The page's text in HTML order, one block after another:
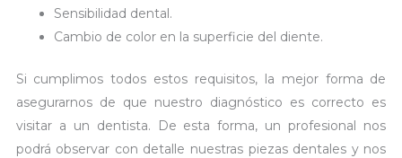
Sensibilidad dental.
Cambio de color en la superficie del diente.
Si cumplimos todos estos requisitos, la mejor forma de
asegurarnos de que nuestro diagnóstico es correcto es
visitar a un dentista. De esta forma, un profesional nos
podrá observar con detalle nuestras piezas dentales y nos